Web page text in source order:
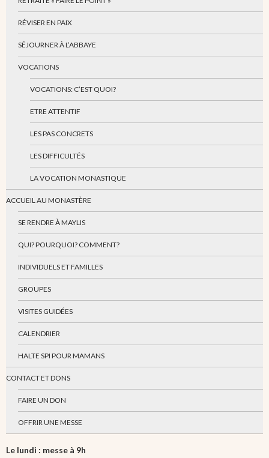
RÉVISER EN PAIX
SÉJOURNER À L’ABBAYE
VOCATIONS
VOCATIONS: C’EST QUOI?
ETRE ATTENTIF
LES PAS CONCRETS
LES DIFFICULTÉS
LA VOCATION MONASTIQUE
ACCUEIL AU MONASTÈRE
SE RENDRE À MAYLIS
QUI? POURQUOI? COMMENT?
INDIVIDUELS ET FAMILLES
GROUPES
VISITES GUIDÉES
CALENDRIER
HALTE SPI POUR MAMANS
CONTACT ET DONS
FAIRE UN DON
OFFRIR UNE MESSE
Le lundi : messe à 9h